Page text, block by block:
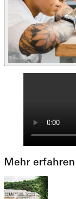
Mehr erfahren